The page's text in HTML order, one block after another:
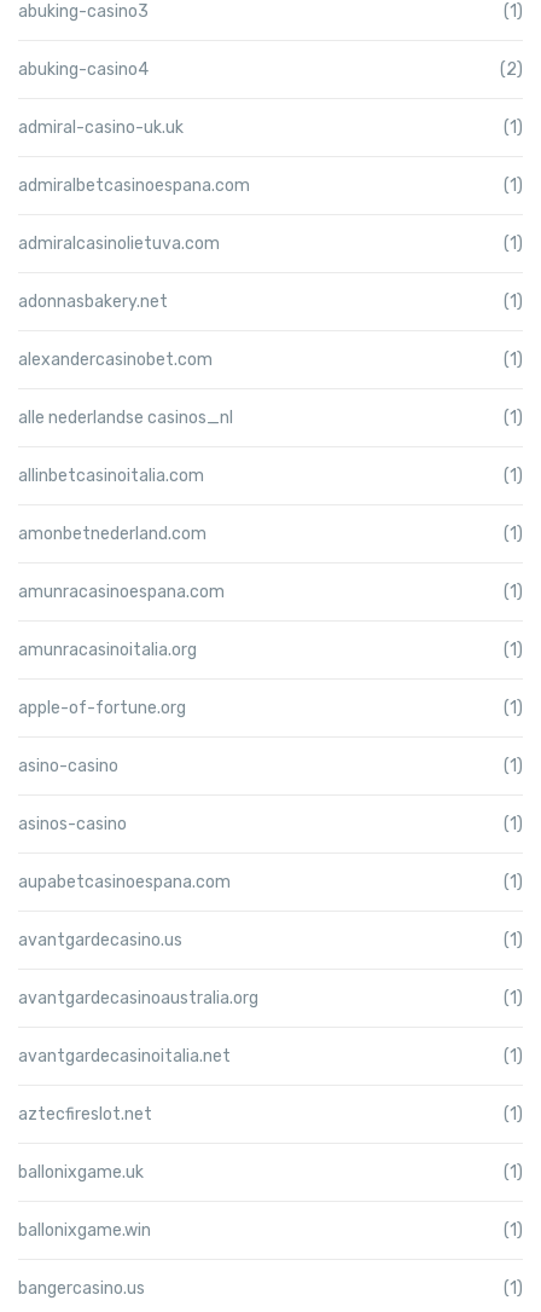
abuking-casino3 (1)
abuking-casino4 (2)
admiral-casino-uk.uk (1)
admiralbetcasinoespana.com (1)
admiralcasinolietuva.com (1)
adonnasbakery.net (1)
alexandercasinobet.com (1)
alle nederlandse casinos_nl (1)
allinbetcasinoitalia.com (1)
amonbetnederland.com (1)
amunracasinoespana.com (1)
amunracasinoitalia.org (1)
apple-of-fortune.org (1)
asino-casino (1)
asinos-casino (1)
aupabetcasinoespana.com (1)
avantgardecasino.us (1)
avantgardecasinoaustralia.org (1)
avantgardecasinoitalia.net (1)
aztecfireslot.net (1)
ballonixgame.uk (1)
ballonixgame.win (1)
bangercasino.us (1)